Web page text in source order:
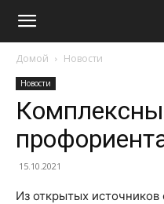
Домой Новости
Новости
15.10.2021
Из открытых источников